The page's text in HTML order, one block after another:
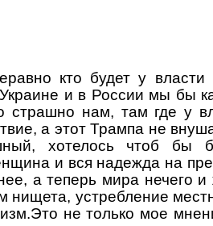
кто будет у
и в России мы бы
страшно нам, там где у
а этот Трампа не
хотелось чтоб бы
и вся надежда на
а теперь мира нечего
нищета, устребление
не только мое